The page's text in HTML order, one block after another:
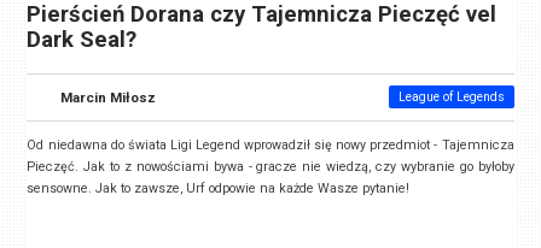
Pierścień Dorana czy Tajemnicza Pieczęć vel
Dark Seal?
Marcin Miłosz League of Legends
Od niedawna do świata Ligi Legend wprowadził się nowy przedmiot - Tajemnicza
Pieczęć. Jak to z nowościami bywa - gracze nie wiedzą, czy wybranie go byłoby
sensowne. Jak to zawsze, Urf odpowie na każde Wasze pytanie!